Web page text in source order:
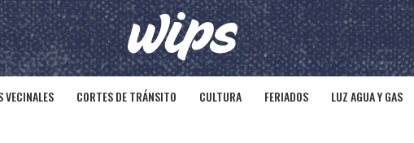
VECINALES CORTES DE TRÁNSITO CULTURA FERIADOS LUZ AGUA Y GAS